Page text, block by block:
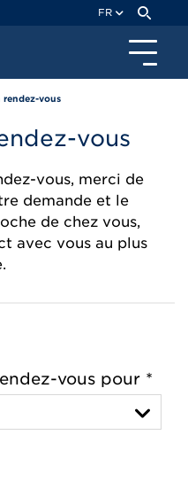
FR
rendez-vous
vous
vous, merci de
demande et le
de chez vous,
avec vous au plus
vous pour *